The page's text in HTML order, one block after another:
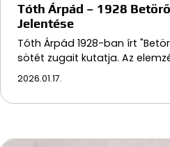
Tóth Árpád – 1928
Jelentése
Tóth Árpád 1928-ban írt
sötét zugait kutatja. Az
2026.01.17.